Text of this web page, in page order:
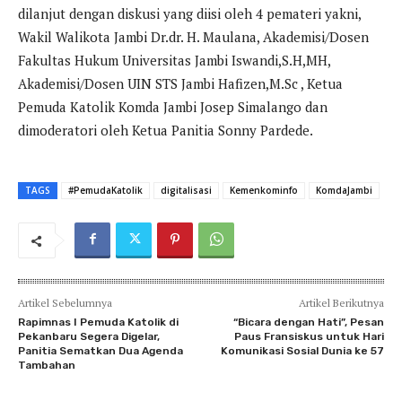
dilanjut dengan diskusi yang diisi oleh 4 pemateri yakni,
Wakil Walikota Jambi Dr.dr. H. Maulana, Akademisi/Dosen
Fakultas Hukum Universitas Jambi Iswandi,S.H,MH,
Akademisi/Dosen UIN STS Jambi Hafizen,M.Sc , Ketua
Pemuda Katolik Komda Jambi Josep Simalango dan
dimoderatori oleh Ketua Panitia Sonny Pardede.
TAGS #PemudaKatolik digitalisasi Kemenkominfo KomdaJambi
Artikel Sebelumnya
Rapimnas I Pemuda Katolik di
Pekanbaru Segera Digelar,
Panitia Sematkan Dua Agenda
Tambahan
Artikel Berikutnya
“Bicara dengan Hati”, Pesan
Paus Fransiskus untuk Hari
Komunikasi Sosial Dunia ke 57